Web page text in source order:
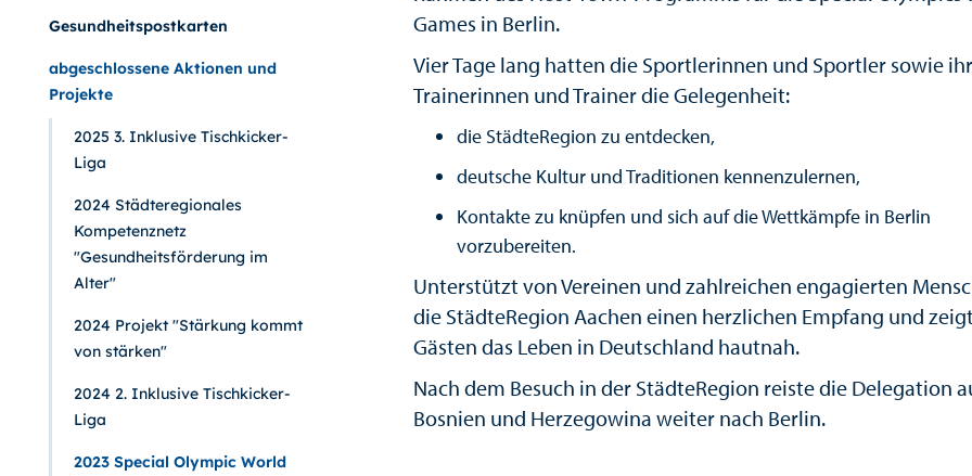
Gesundheitspostkarten
abgeschlossene Aktionen und
Projekte
2025 3. Inklusive Tischkicker-
Liga
2024 Städteregionales
Kompetenznetz
"Gesundheitsförderung im
Alter"
2024 Projekt "Stärkung kommt
von stärken"
2024 2. Inklusive Tischkicker-
Liga
2023 Special Olympic World
Games in Berlin.
Vier Tage lang hatten die Sportlerinnen und Sportler sowie
Trainerinnen und Trainer die Gelegenheit:
die StädteRegion zu entdecken,
deutsche Kultur und Traditionen kennenzulernen,
Kontakte zu knüpfen und sich auf die Wettkämpfe in Berlin
vorzubereiten.
Unterstützt von Vereinen und zahlreichen engagierten
die StädteRegion Aachen einen herzlichen Empfang und
Gästen das Leben in Deutschland hautnah.
Nach dem Besuch in der StädteRegion reiste die Delegation
Bosnien und Herzegowina weiter nach Berlin.